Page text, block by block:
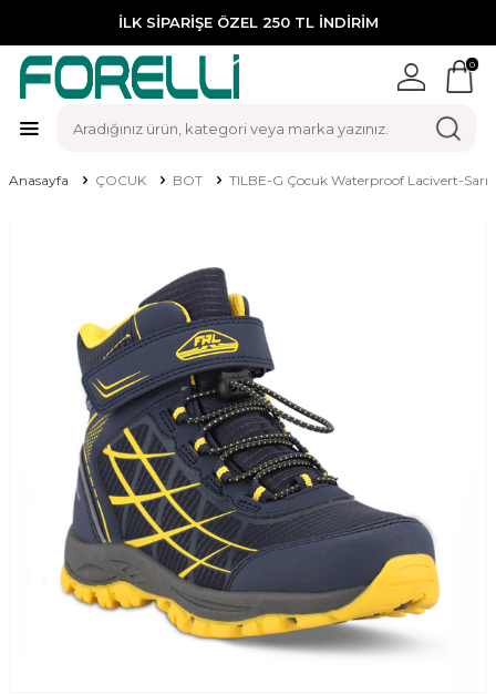
İLK SİPARİŞE ÖZEL 250 TL İNDİRİM
0
Anasayfa ÇOCUK BOT TILBE-G Çocuk Waterproof Lacivert-Sarı